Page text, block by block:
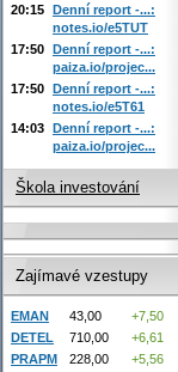
20:15 Denní report -...:
notes.io/e5TUT
17:50 Denní report -...:
paiza.io/projec...
17:50 Denní report -...:
notes.io/e5T61
14:03 Denní report -...:
paiza.io/projec...
Škola investování
Zajímavé vzestupy
EMAN 43,00
+7,50
DETEL
710,00
+6,61
PRAPM
228,00
+5,56